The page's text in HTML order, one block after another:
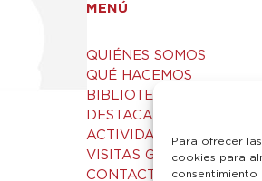
Para ofrecer
cookies para
MENÚ
QUIÉNES SOMOS
QUÉ HACEMOS
BIBLIOTECA Y
DESTACADOS
ACTIVIDADES
VISITAS GUIADAS
CONTACTO